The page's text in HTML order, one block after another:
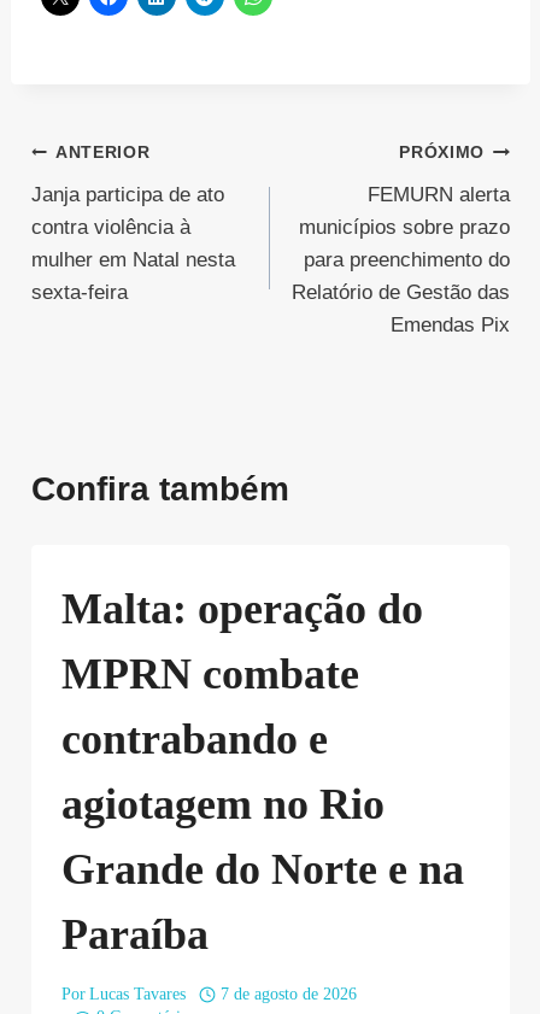
Navegação
de
Post
ANTERIOR
Janja participa de ato
contra violência à
mulher em Natal nesta
sexta-feira
PRÓXIMO
FEMURN alerta
municípios sobre prazo
para preenchimento do
Relatório de Gestão das
Emendas Pix
Confira também
Malta: operação do
MPRN combate
contrabando e
agiotagem no Rio
Grande do Norte e na
Paraíba
Por Lucas Tavares
7 de agosto de 2026